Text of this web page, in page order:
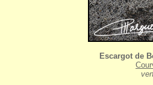
Escargot de